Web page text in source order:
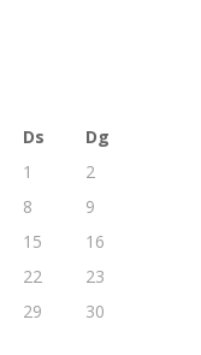
Ds
Dg
1
2
8
9
15
16
22
23
29
30